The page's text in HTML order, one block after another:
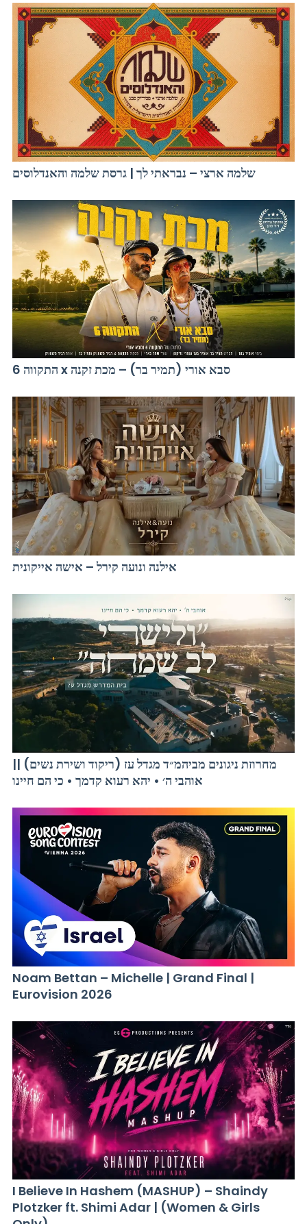
שלמה ארצי – נבראתי לך | גרסת שלמה והאנדלוסים
התקווה 6 x סבא אורי (תמיר בר) – מכת זקנה
אילנה ונועה קירל – אישה אייקונית
מחרוזת ניגונים מביהמ״ד מגדל עז (ריקוד ושירת נשים) ||
אוהבי ה׳ • יהא רעוא קדמך • כי הם חיינו
Noam Bettan – Michelle | Grand Final |
Eurovision 2026
I Believe In Hashem (MASHUP) – Shaindy
Plotzker ft. Shimi Adar | (Women & Girls